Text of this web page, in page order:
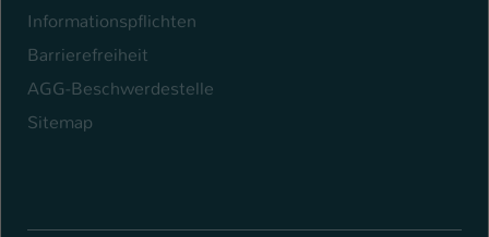
Informationspflichten
Barrierefreiheit
AGG-Beschwerdestelle
Sitemap